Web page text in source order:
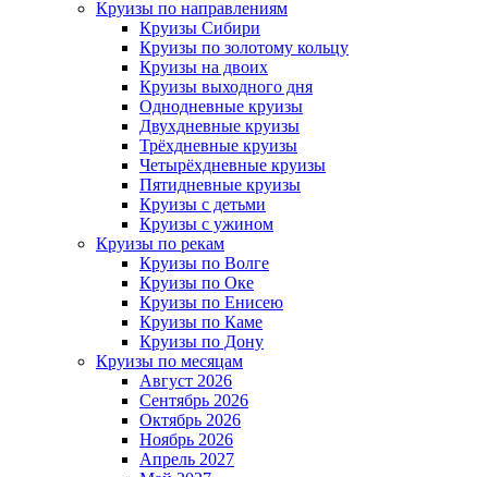
Круизы по направлениям
Круизы Сибири
Круизы по золотому кольцу
Круизы на двоих
Круизы выходного дня
Однодневные круизы
Двухдневные круизы
Трёхдневные круизы
Четырёхдневные круизы
Пятидневные круизы
Круизы с детьми
Круизы с ужином
Круизы по рекам
Круизы по Волге
Круизы по Оке
Круизы по Енисею
Круизы по Каме
Круизы по Дону
Круизы по месяцам
Август 2026
Сентябрь 2026
Октябрь 2026
Ноябрь 2026
Апрель 2027